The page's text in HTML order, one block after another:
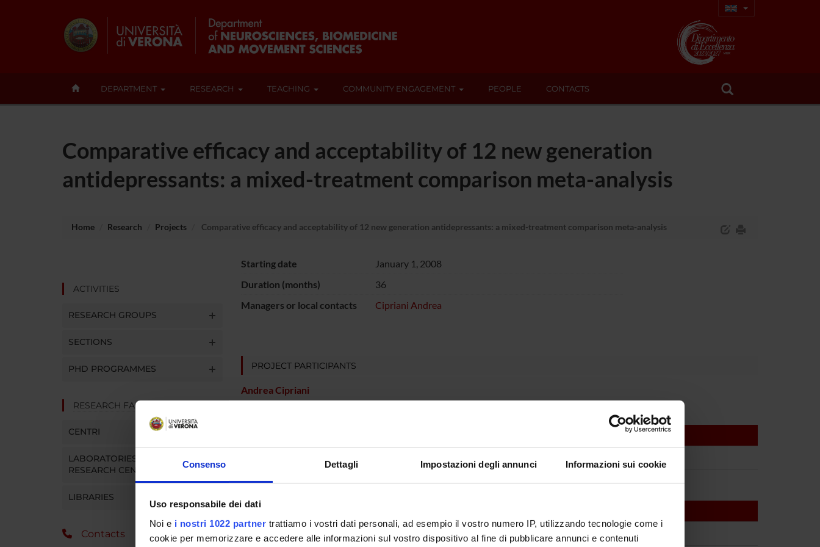
Consenso Dettagli Impostazioni degli annunci Informazioni sui cookie
Uso responsabile dei dati
Noi e i nostri 1022 partner trattiamo i vostri dati personali, ad esempio il vostro numero IP, utilizzando tecnologie come i
cookie per memorizzare e accedere alle informazioni sul vostro dispositivo al fine di pubblicare annunci e contenuti
DEPARTMENT RESEARCH TEACHING COMMUNITY ENGAGEMENT PEOPLE CONTACTS
Comparative efficacy and acceptability of 12 new generation
antidepressants: a mixed-treatment comparison meta-analysis
Home Research Projects Comparative efficacy and acceptability of 12 new generation antidepressants: a mixed-treatment comparison meta-analysis
ACTIVITIES
RESEARCH GROUPS
SECTIONS
PHD PROGRAMMES
RESEARCH FACILITIES
CENTRI
LABORATORIES AND
RESEARCH CENTRES
LIBRARIES
Contacts
Starting date
January 1, 2008
Duration (months)
36
Managers or local contacts
Cipriani Andrea
PROJECT PARTICIPANTS
Andrea Cipriani
Section of Psychiatry and Clinical Psychology